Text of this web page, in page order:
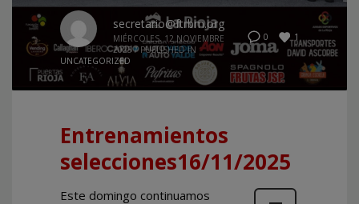
0 1
secretario@ftrbm.org
MIÉRCOLES, 12 NOVIEMBRE
2025 / PUBLISHED IN
UNCATEGORIZED
Entrenamientos
selecciones16/11/2025
Este domingo continuamos